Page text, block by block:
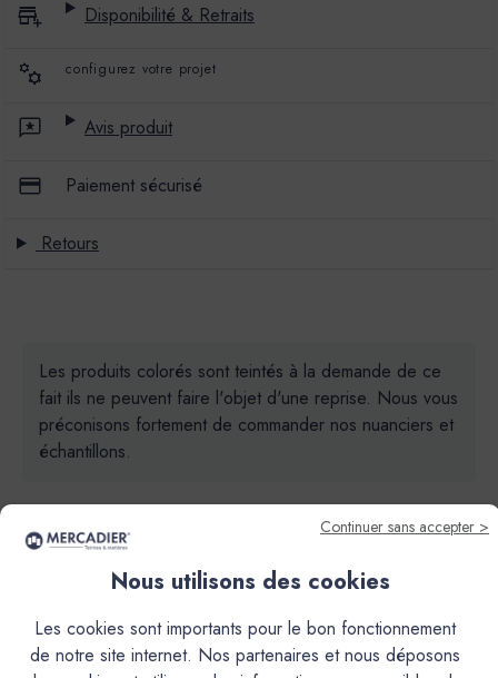
Disponibilité & Retraits
configurez votre projet
Avis produit
Paiement sécurisé
Retours
Les produits colorés sont teintés à la demande de ce
fait ils ne peuvent faire l'objet d'une reprise. Nous vous
préconisons fortement de commander nos nuanciers et
échantillons.
Descriptif
Continuer sans accepter >
Nous utilisons des cookies
Les cookies sont importants pour le bon fonctionnement
de notre site internet. Nos partenaires et nous déposons